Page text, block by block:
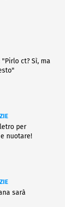
ct? Sì, ma
per
nuotare!
sarà